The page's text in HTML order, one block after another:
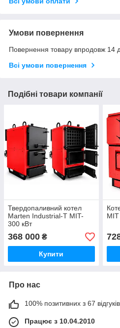
Умови повернення
Повернення товару впродовж 14
Всі умови повернення
Подібні товари компанії
Твердопаливний котел
Marten Industrial-T MIT-
300 кВт
368 000 ₴
Купити
МІТ
Про нас
100% позитивних з 67
Працює з 10.04.2010